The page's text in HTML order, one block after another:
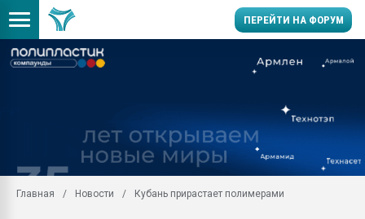
ПЕРЕЙТИ НА ФОРУМ
29.07.2026 ФРП помог
заводу пластмасс"
Помощь в подборе
Главная Новости Кубань прирастает полимерами